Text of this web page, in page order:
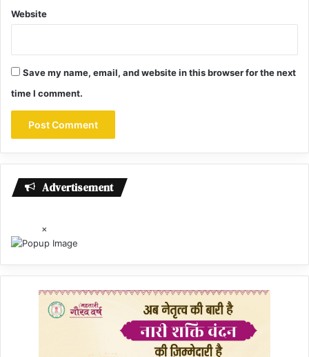
Website
Save my name, email, and website in this browser for the next
time I comment.
Advertisement
×